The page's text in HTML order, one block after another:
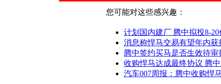
您可能对这些感兴趣：
计划国内建厂 腾中拟投8-
消息称悍马交易有望年内
腾中签约买马是否生效待审
收购悍马达成最终协议 腾
汽车007周报：腾中收购悍